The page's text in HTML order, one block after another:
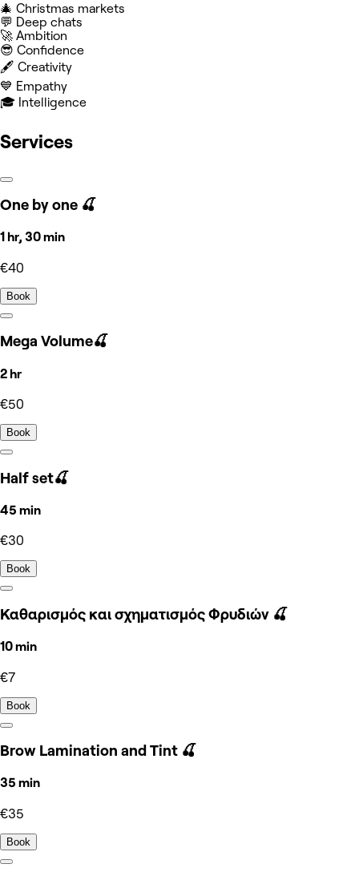
🎄 Christmas markets
💬 Deep chats
🚀 Ambition
😎 Confidence
🖋️ Creativity
💙 Empathy
🎓 Intelligence
Services
One by one 🍒
1 hr, 30 min
€40
Book
Mega Volume🍒
2 hr
€50
Book
Half set🍒
45 min
€30
Book
Καθαρισμός και σχηματισμός Φρυδιών 🍒
10 min
€7
Book
Brow Lamination and Tint 🍒
35 min
€35
Book